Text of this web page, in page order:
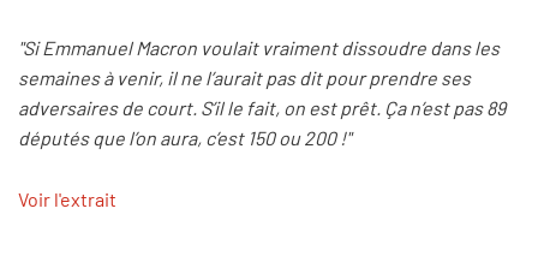
"Si Emmanuel Macron voulait vraiment dissoudre dans les
semaines à venir, il ne l’aurait pas dit pour prendre ses
adversaires de court. S’il le fait, on est prêt. Ça n’est pas 89
députés que l’on aura, c’est 150 ou 200 !"
Voir l'extrait